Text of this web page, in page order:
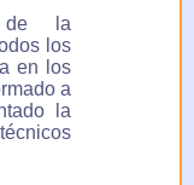
de la
los
en los
a
la